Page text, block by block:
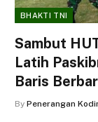
BHAKTI TNI
Sambut
Latih
Baris
By Penerangan